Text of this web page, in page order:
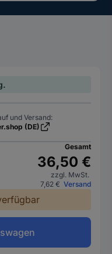
und Versand:
(DE)
Gesamt
36,50 €
zzgl. MwSt.
7,62 € Versand